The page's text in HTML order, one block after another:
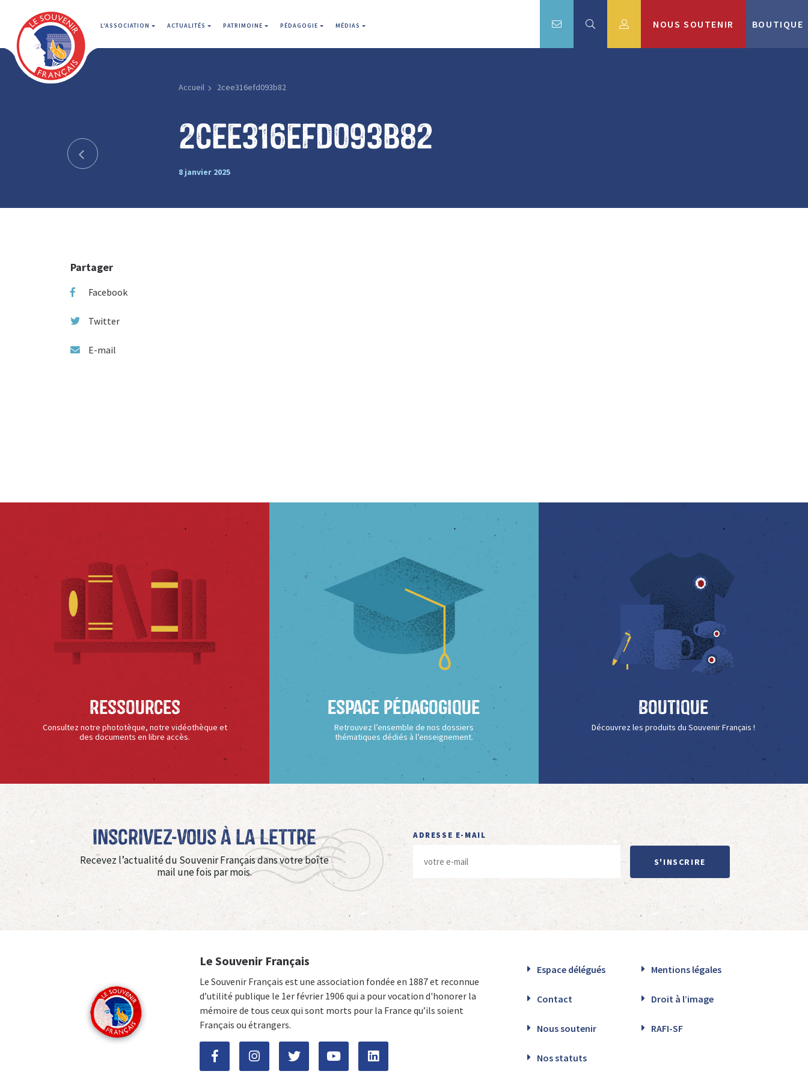
L'ASSOCIATION ACTUALITÉS PATRIMOINE PÉDAGOGIE MÉDIAS NOUS SOUTENIR BOUTIQUE
Accueil 2cee316efd093b82
2cee316efd093b82
8 janvier 2025
Partager
Facebook
Twitter
E-mail
Ressources
Consultez notre phototèque, notre vidéothèque et
des documents en libre accès.
Espace Pédagogique
Retrouvez l’ensemble de nos dossiers
thématiques dédiés à l’enseignement.
Boutique
Découvrez les produits du Souvenir Français !
Inscrivez-vous à La Lettre
Recevez l’actualité du Souvenir Français dans votre boîte
mail une fois par mois.
ADRESSE E-MAIL
S'INSCRIRE
Le Souvenir Français
Le Souvenir Français est une association fondée en 1887 et reconnue
d’utilité publique le 1er février 1906 qui a pour vocation d'honorer la
mémoire de tous ceux qui sont morts pour la France qu’ils soient
Français ou étrangers.
Espace délégués Mentions légales
Contact Droit à l’image
Nous soutenir RAFI-SF
Nos statuts